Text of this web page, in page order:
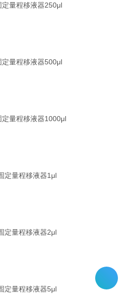
量程移液器250μl
量程移液器500μl
量程移液器1000μl
定量程移液器1μl
定量程移液器2μl
定量程移液器5μl